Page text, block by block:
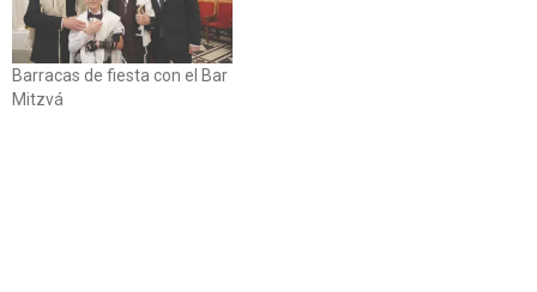
Barracas de fiesta con el Bar
Mitzvá